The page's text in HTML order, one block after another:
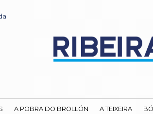
A POBRA DO BROLLÓN A TEIXEIRA